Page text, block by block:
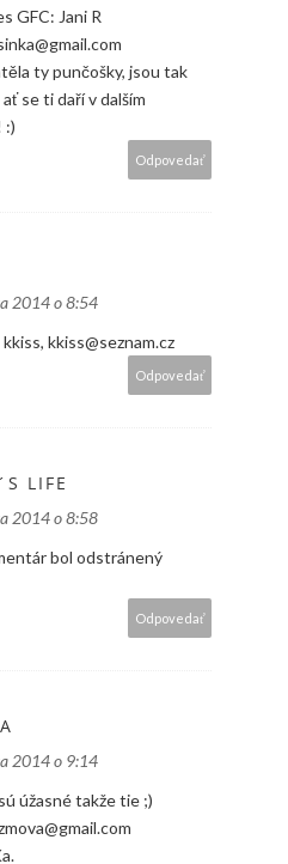
GFC: Jani R
ty punčošky, jsou tak
se ti daří v dalším
:)
Odpovedať
2014 o 8:54
kkiss@seznam.cz
Odpovedať
LIFE
2014 o 8:58
bol odstránený
Odpovedať
2014 o 9:14
úžasné takže tie ;)